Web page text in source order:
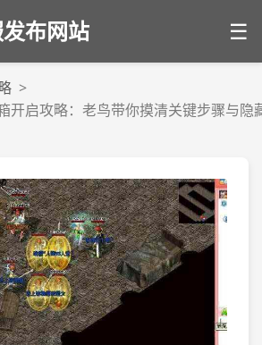
布网站 ☰
>
开启攻略：老鸟带你摸清关键步骤与隐